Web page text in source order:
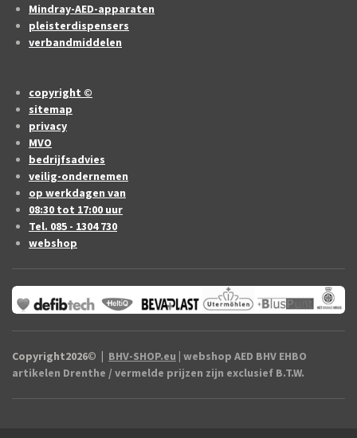
Mindray-AED-apparaten
pleisterdispensers
verbandmiddelen
copyright ©
sitemap
privacy
MVO
bedrijfsadvies
veilig-ondernemen
op werkdagen van
08:30 tot 17:00 uur
Tel. 085 - 1304 730
webshop
Copyright2026© | BHV-SHOP.eu | webshop AED BHV EHBO
artikelen Drenthe / vermelde prijzen zijn exclusief B.T.W.